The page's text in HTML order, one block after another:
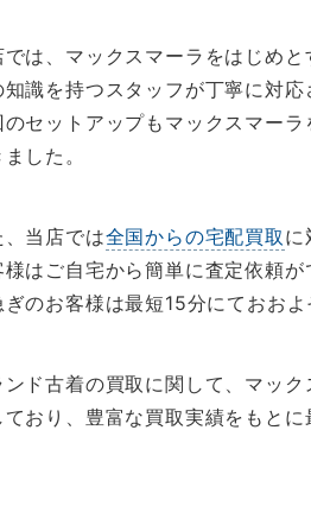
では、マックスマーラをはじめ
知識を持つスタッフが丁寧に対応
のセットアップもマックスマーラ
した。
、当店では全国からの宅配買取 に
様はご自宅から簡単に査定依頼
ぎのお客様は最短15分にておお
ンド古着の買取に関して、マッ
ており、豊富な買取実績をもと